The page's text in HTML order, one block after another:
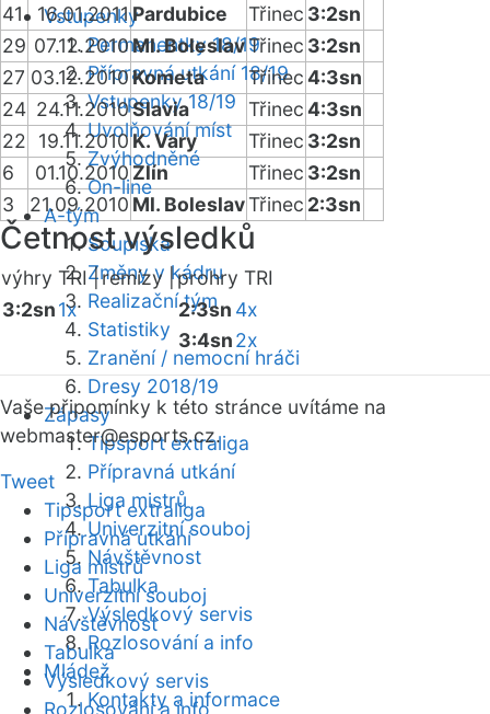
Vstupenky
Permanentky 18/19
Přípravná utkání 18/19
Vstupenky 18/19
Uvolňování míst
Zvýhodněné
On-line
A-tým
Soupiska
Změny v kádru
Realizační tým
Statistiky
Zranění / nemocní hráči
Dresy 2018/19
Zápasy
Tipsport extraliga
Přípravná utkání
Liga mistrů
Univerzitní souboj
Návštěvnost
Tabulka
Výsledkový servis
Rozlosování a info
Mládež
Kontakty a informace
41 16.01.2011Pardubice Třinec 3:2sn
29 07.12.2010Ml. BoleslavTřinec 3:2sn
27 03.12.2010Kometa Třinec4:3sn
24 24.11.2010Slavia Třinec4:3sn
22
19.11.2010 K. Vary Třinec 3:2sn
6
01.10.2010 Zlín Třinec 3:2sn
3
21.09.2010 Ml. BoleslavTřinec 2:3sn
Četnost výsledků
výhry TRI |remízy |prohry TRI
3:2sn1x 2:3sn 4x
3:4sn2x
Vaše připomínky k této stránce uvítáme na
webmaster@esports.cz.
Tweet
Tipsport extraliga
Přípravná utkání
Liga mistrů
Univerzitní souboj
Návštěvnost
Tabulka
Výsledkový servis
Rozlosování a info